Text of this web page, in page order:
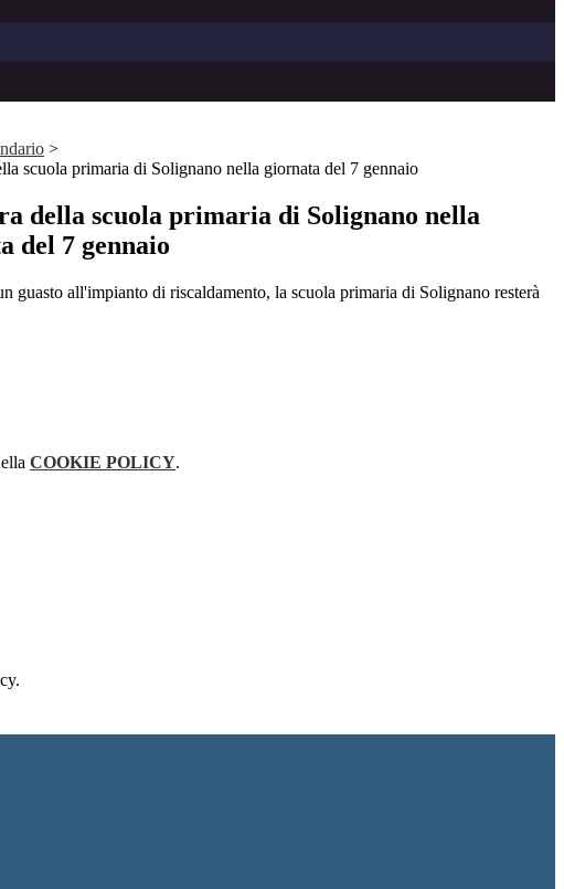
>
scuola primaria di Solignano nella giornata del 7 gennaio
della scuola primaria di Solignano nella
del 7 gennaio
guasto all'impianto di riscaldamento, la scuola primaria di Solignano resterà
COOKIE POLICY.